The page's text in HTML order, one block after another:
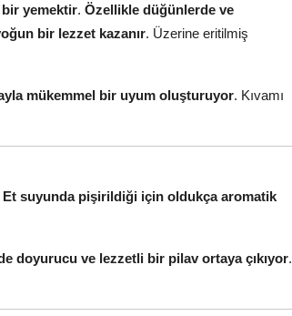
bir yemektir. Özellikle düğünlerde ve
bir lezzet kazanır. Üzerine eritilmiş
mükemmel bir uyum oluşturuyor. Kıvamı
Et suyunda pişirildiği için oldukça aromatik
doyurucu ve lezzetli bir pilav ortaya çıkıyor.